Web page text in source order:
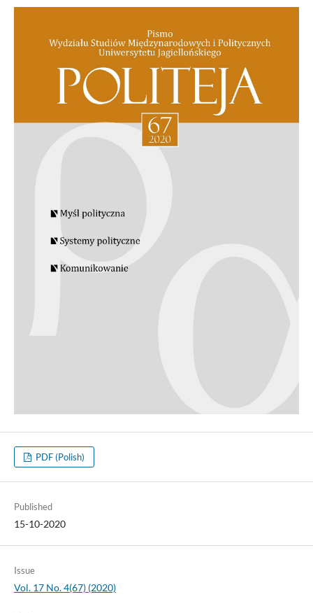
PDF (Polish)
Published
15-10-2020
Issue
Vol. 17 No. 4(67) (2020)